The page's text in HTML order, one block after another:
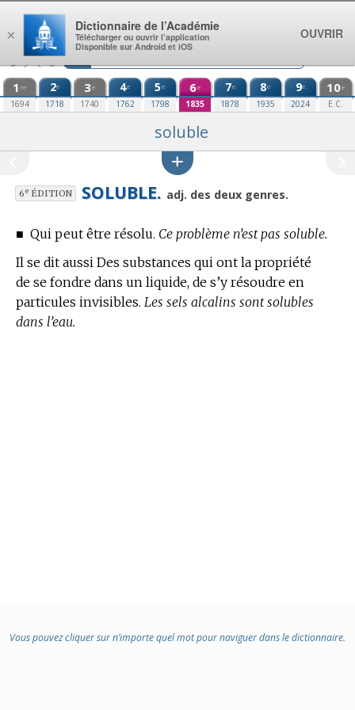
Aller au contenu
1 re
1694
2e
1718
3e
1740
4e
1762
5e
1798
6e
1835
7e
1878
8e
1935
9e
2024
10e
E.C.
soluble
6eÉDITION SOLUBLE. adj. des deux genres.
■ Qui peut être résolu. Ce problème n’est pas soluble.
Il se dit aussi Des substances qui ont la propriété
de se fondre dans un liquide, de s’y résoudre en
particules invisibles. Les sels alcalins sont solubles
dans l’eau.
Vous pouvez cliquer sur n’importe quel mot pour naviguer dans le dictionnaire.
×
Dictionnaire de l’Académie
Télécharger ou ouvrir l’application
Disponible sur Android et iOS
OUVRIR